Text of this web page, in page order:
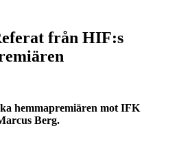
från HIF:s
hemmapremiären mot IFK
Berg.